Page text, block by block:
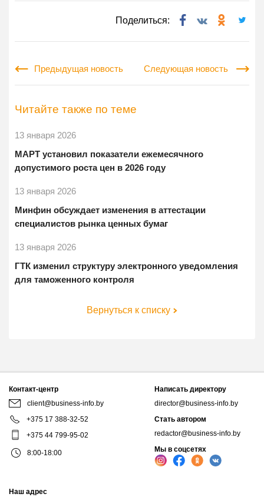
Поделиться:
Предыдущая новость Следующая новость
Читайте также по теме
13 января 2026
МАРТ установил показатели ежемесячного
допустимого роста цен в 2026 году
13 января 2026
Минфин обсуждает изменения в аттестации
специалистов рынка ценных бумаг
13 января 2026
ГТК изменил структуру электронного уведомления
для таможенного контроля
Вернуться к списку
Контакт-центр
client@business-info.by
+375 17 388-32-52
+375 44 799-95-02
8:00-18:00
Написать директору
director@business-info.by
Стать автором
redactor@business-info.by
Мы в соцсетях
Наш адрес